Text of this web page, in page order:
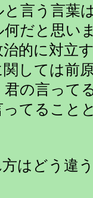
言う言葉
だと思い
的に対立
しては前
の言って
てること
はどう違